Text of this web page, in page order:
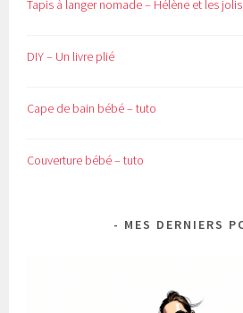
Tapis à langer nomade – Hélène et les
DIY – Un livre plié
Cape de bain bébé – tuto
Couverture bébé – tuto
MES DERNIERS